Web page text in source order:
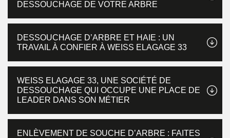
DESSOUCHAGE DE VOTRE ARBRE
DESSOUCHAGE D’ARBRE ET HAIE : UN
TRAVAIL À CONFIER À WEISS ELAGAGE 33
WEISS ELAGAGE 33, UNE SOCIÉTÉ DE
DESSOUCHAGE QUI OCCUPE UNE PLACE DE
LEADER DANS SON MÉTIER
ENLÈVEMENT DE SOUCHE D’ARBRE : FAITES